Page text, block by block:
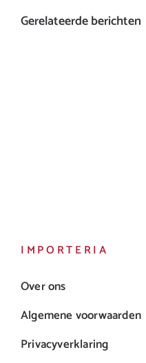
Gerelateerde berichten
IMPORTERIA
Over ons
Algemene voorwaarden
Privacyverklaring